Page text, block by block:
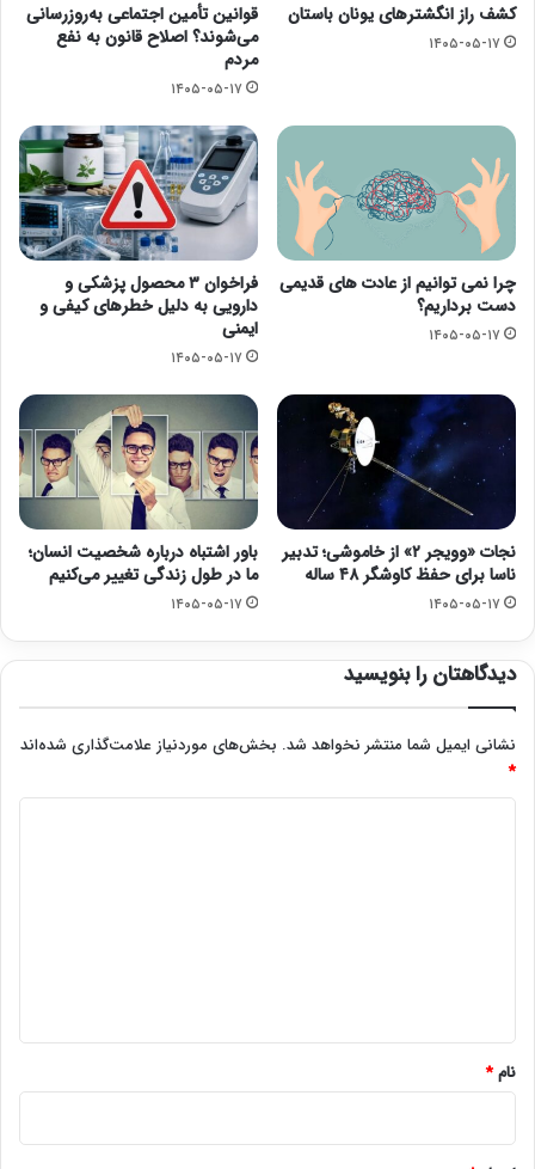
کشف راز انگشترهای یونان باستان
۱۴۰۵-۰۵-۱۷
قوانین تأمین اجتماعی به‌روزرسانی
می‌شوند؟ اصلاح قانون به نفع
مردم
۱۴۰۵-۰۵-۱۷
چرا نمی توانیم از عادت های قدیمی
دست برداریم؟
۱۴۰۵-۰۵-۱۷
فراخوان ۳ محصول پزشکی و
دارویی به دلیل خطرهای کیفی و
ایمنی
۱۴۰۵-۰۵-۱۷
نجات «وویجر ۲» از خاموشی؛ تدبیر
ناسا برای حفظ کاوشگر ۴۸ ساله
۱۴۰۵-۰۵-۱۷
باور اشتباه درباره شخصیت انسان؛
ما در طول زندگی تغییر می‌کنیم
۱۴۰۵-۰۵-۱۷
دیدگاهتان را بنویسید
نشانی ایمیل شما منتشر نخواهد شد. بخش‌های موردنیاز علامت‌گذاری شده‌اند
*
نام*